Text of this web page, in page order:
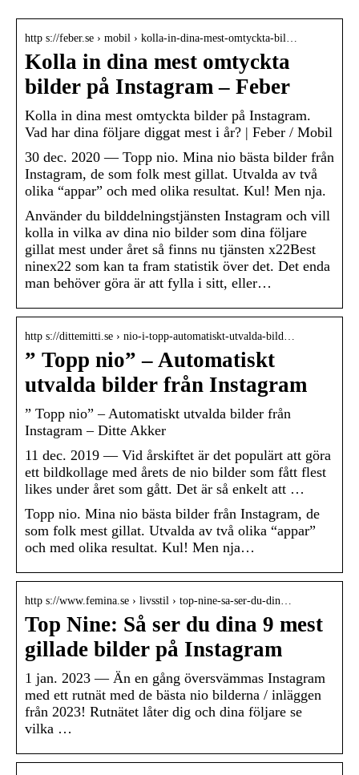
http s://feber.se › mobil › kolla-in-dina-mest-omtyckta-bil…
Kolla in dina mest omtyckta
bilder på Instagram – Feber
Kolla in dina mest omtyckta bilder på Instagram.
Vad har dina följare diggat mest i år? | Feber / Mobil
30 dec. 2020 — Topp nio. Mina nio bästa bilder från
Instagram, de som folk mest gillat. Utvalda av två
olika “appar” och med olika resultat. Kul! Men nja.
Använder du bilddelningstjänsten Instagram och vill
kolla in vilka av dina nio bilder som dina följare
gillat mest under året så finns nu tjänsten x22Best
ninex22 som kan ta fram statistik över det. Det enda
man behöver göra är att fylla i sitt, eller…
http s://dittemitti.se › nio-i-topp-automatiskt-utvalda-bild…
” Topp nio” – Automatiskt
utvalda bilder från Instagram
” Topp nio” – Automatiskt utvalda bilder från
Instagram – Ditte Akker
11 dec. 2019 — Vid årskiftet är det populärt att göra
ett bildkollage med årets de nio bilder som fått flest
likes under året som gått. Det är så enkelt att …
Topp nio. Mina nio bästa bilder från Instagram, de
som folk mest gillat. Utvalda av två olika “appar”
och med olika resultat. Kul! Men nja…
http s://www.femina.se › livsstil › top-nine-sa-ser-du-din…
Top Nine: Så ser du dina 9 mest
gillade bilder på Instagram
1 jan. 2023 — Än en gång översvämmas Instagram
med ett rutnät med de bästa nio bilderna / inläggen
från 2023! Rutnätet låter dig och dina följare se
vilka …